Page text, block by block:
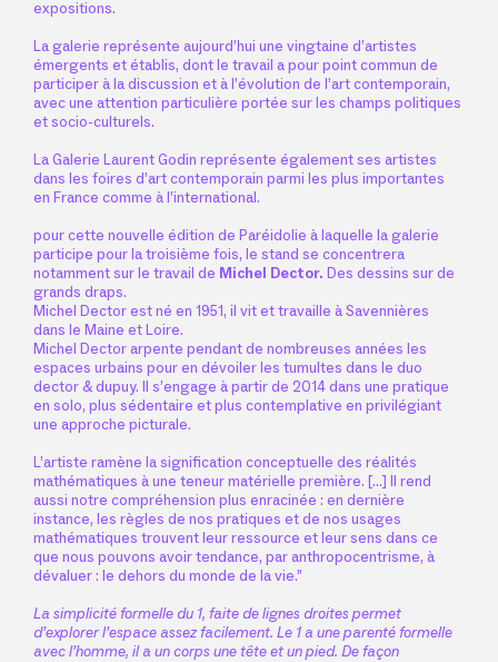
expositions.
La galerie représente aujourd’hui une vingtaine d’artistes
émergents et établis, dont le travail a pour point commun de
participer à la discussion et à l’évolution de l’art contemporain,
avec une attention particulière portée sur les champs politiques
et socio-culturels.
La Galerie Laurent Godin représente également ses artistes
dans les foires d’art contemporain parmi les plus importantes
en France comme à l’international.
pour cette nouvelle édition de Paréidolie à laquelle la galerie
participe pour la troisième fois, le stand se concentrera
notamment sur le travail de Michel Dector.
Des dessins sur de
grands draps.
Michel Dector est né en 1951, il vit et travaille à Savennières
dans le Maine et Loire.
Michel Dector arpente pendant de nombreuses années les
espaces urbains pour en dévoiler les tumultes dans le duo
dector & dupuy. Il s’engage à partir de 2014 dans une pratique
en solo, plus sédentaire et plus contemplative en privilégiant
une approche picturale.
L’artiste ramène la signification conceptuelle des réalités
mathématiques à une teneur matérielle première. […] Il rend
aussi notre compréhension plus enracinée : en dernière
instance, les règles de nos pratiques et de nos usages
mathématiques trouvent leur ressource et leur sens dans ce
que nous pouvons avoir tendance, par anthropocentrisme, à
dévaluer : le dehors du monde de la vie.”
La simplicité formelle du 1, faite de lignes droites permet
d’explorer l’espace assez facilement. Le 1 a une parenté formelle
avec l’homme, il a un corps une tête et un pied. De façon